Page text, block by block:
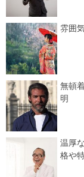
雰囲
無頓
明
温厚
格や